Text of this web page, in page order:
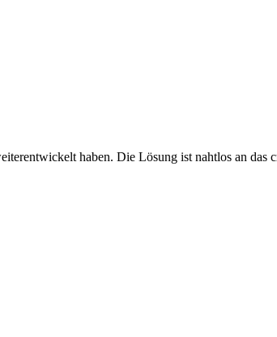
haben. Die Lösung ist nahtlos an das